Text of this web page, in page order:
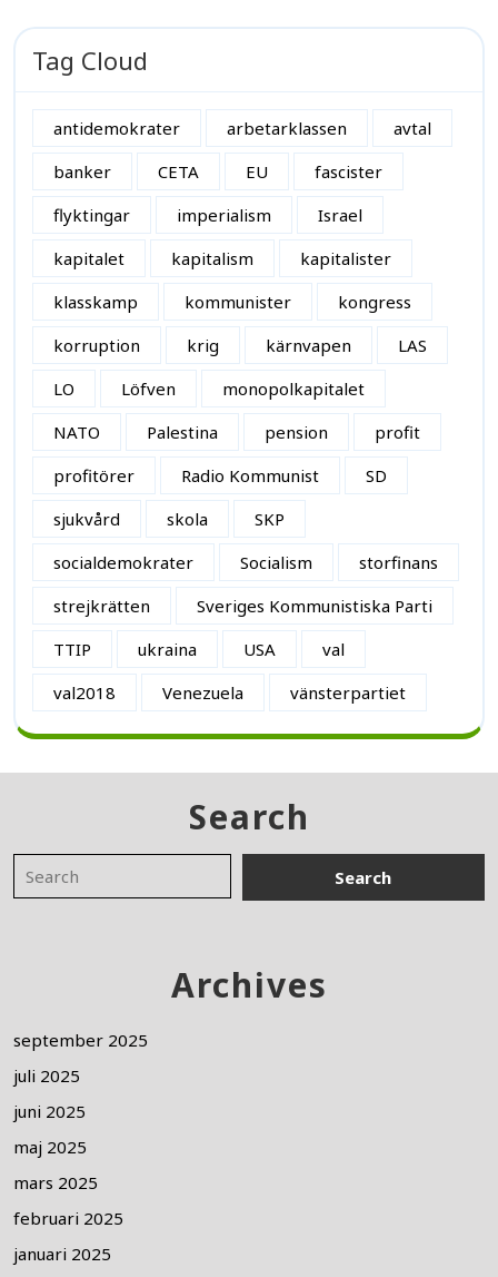
Tag Cloud
antidemokrater arbetarklassen
avtal
banker
CETA EU
fascister
flyktingar
imperialism
Israel
kapitalet
kapitalism
kapitalister
klasskamp
kommunister
kongress
korruption
krig kärnvapen
LAS
LO
Löfven
monopolkapitalet
NATO
Palestina pension
profit
profitörer
Radio Kommunist
SD
sjukvård
skola
SKP
socialdemokrater
Socialism
storfinans
strejkrätten
Sveriges Kommunistiska Parti
TTIP
ukraina USA
val
val2018
Venezuela vänsterpartiet
Search
Archives
september 2025
juli 2025
juni 2025
maj 2025
mars 2025
februari 2025
januari 2025